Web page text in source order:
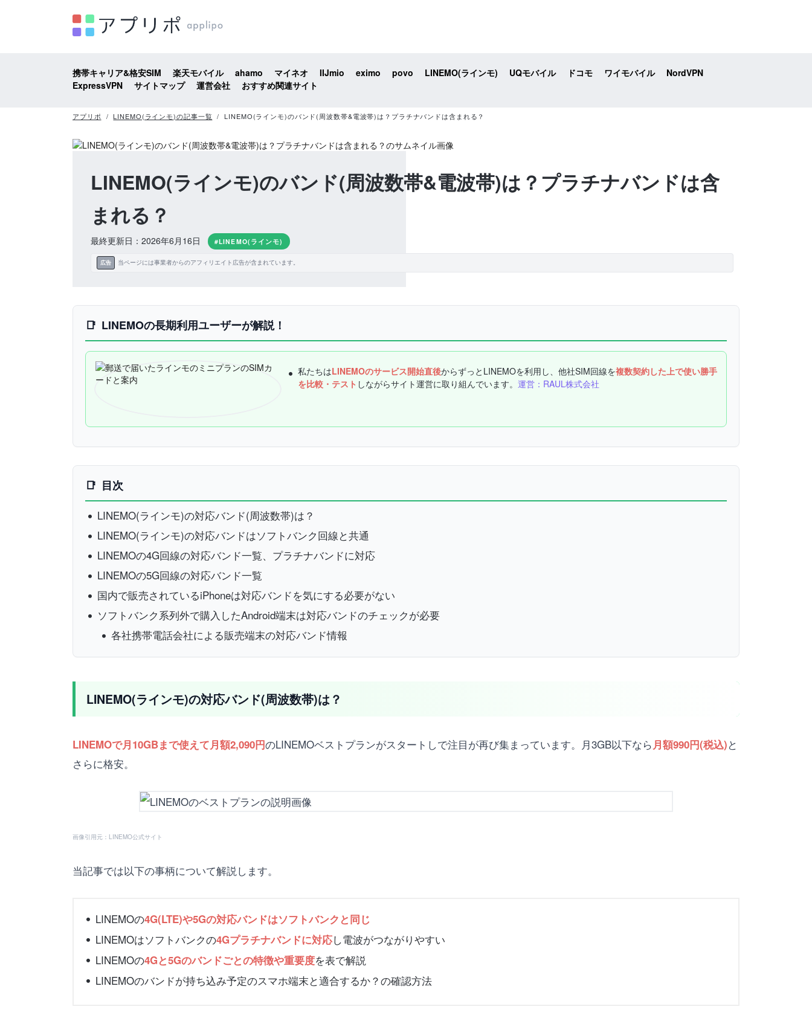
携帯キャリア&格安SIM 楽天モバイル ahamo マイネオ IIJmio eximo povo LINEMO(ラインモ) UQモバイル ドコモ ワイモバイル
NordVPN
ExpressVPN
サイトマップ 運営会社 おすすめ関連サイト
アプリポ LINEMO(ラインモ)の記事一覧 LINEMO(ラインモ)のバンド(周波数帯&電波帯)は？プラチナバンドは含まれる？
LINEMO(ラインモ)のバンド(周波数帯&電波帯)は？プラチナバンドは含
まれる？
最終更新日：2026年6月16日 #LINEMO(ラインモ)
広告 当ページには事業者からのアフィリエイト広告が含まれています。
LINEMOの長期利用ユーザーが解説！
私たちはLINEMOのサービス開始直後からずっとLINEMOを利用し、他社SIM回線を複数契約した上で使い勝手
を比較・テスト しながらサイト運営に取り組んでいます。 運営：RAUL株式会社
目次
LINEMO(ラインモ)の対応バンド(周波数帯)は？
LINEMO(ラインモ)の対応バンドはソフトバンク回線と共通
LINEMOの4G回線の対応バンド一覧、プラチナバンドに対応
LINEMOの5G回線の対応バンド一覧
国内で販売されているiPhoneは対応バンドを気にする必要がない
ソフトバンク系列外で購入したAndroid端末は対応バンドのチェックが必要
各社携帯電話会社による販売端末の対応バンド情報
LINEMO(ラインモ)の対応バンド(周波数帯)は？
LINEMOで月10GBまで使えて月額2,090円のLINEMOベストプランがスタートしで注目が再び集まっています。月3GB以下なら月額990円(税込)と
さらに格安。
画像引用元：LINEMO公式サイト
当記事では以下の事柄について解説します。
LINEMOの4G(LTE)や5Gの対応バンドはソフトバンクと同じ
LINEMOはソフトバンクの4Gプラチナバンドに対応し電波がつながりやすい
LINEMOの4Gと5Gのバンドごとの特徴や重要度を表で解説
LINEMOのバンドが持ち込み予定のスマホ端末と適合するか？の確認方法